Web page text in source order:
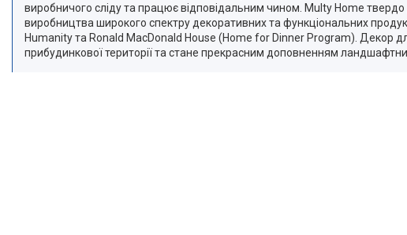
виробничого сліду та працює відповідальним чином. Multy Home
виробництва широкого спектру декоративних та функціональних
Humanity та Ronald MacDonald House (Home for Dinner Program). Декор
прибудинкової території та стане прекрасним доповненням